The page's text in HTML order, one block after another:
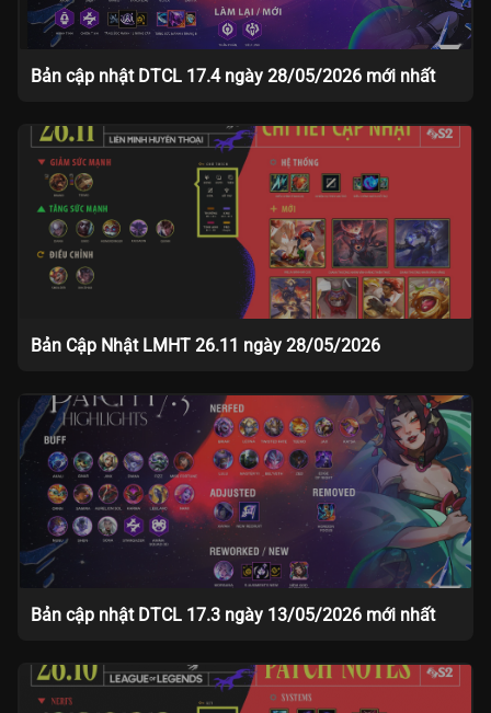
Bản cập nhật DTCL 17.4 ngày 28/05/2026 mới nhất
Bản Cập Nhật LMHT 26.11 ngày 28/05/2026
Bản cập nhật DTCL 17.3 ngày 13/05/2026 mới nhất